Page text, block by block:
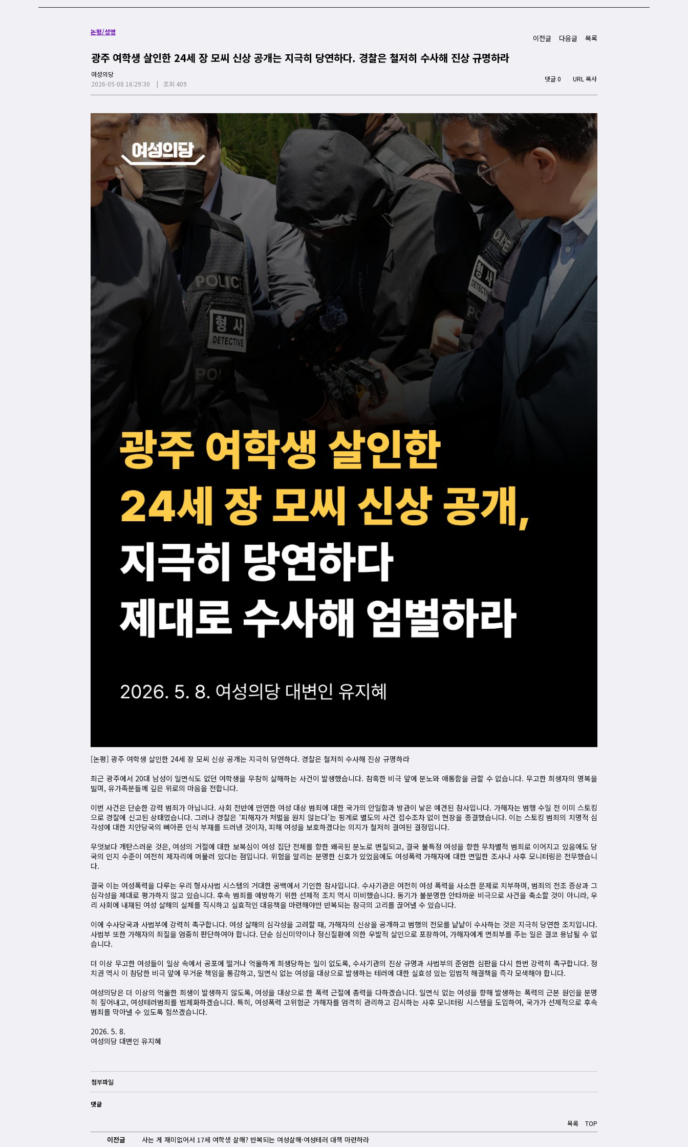
논평/성명
이전글 다음글 목록
광주 여학생 살인한 24세 장 모씨 신상 공개는 지극히 당연하다. 경찰은 철저히 수사해 진상 규명하라
여성의당
2026-05-08 16:29:30
조회 409
댓글 0 URL 복사
[논평] 광주 여학생 살인한 24세 장 모씨 신상 공개는 지극히 당연하다. 경찰은 철저히 수사해 진상 규명하라
최근 광주에서 20대 남성이 일면식도 없던 여학생을 무참히 살해하는 사건이 발생했습니다. 참혹한 비극 앞에 분노와 애통함을 금할 수 없습니다. 무고한 희생자의 명복을
빌며, 유가족분들께 깊은 위로의 마음을 전합니다.
이번 사건은 단순한 강력 범죄가 아닙니다. 사회 전반에 만연한 여성 대상 범죄에 대한 국가의 안일함과 방관이 낳은 예견된 참사입니다. 가해자는 범행 수일 전 이미 스토킹
으로 경찰에 신고된 상태였습니다. 그러나 경찰은 ‘피해자가 처벌을 원치 않는다’는 핑계로 별도의 사건 접수조차 없이 현장을 종결했습니다. 이는 스토킹 범죄의 치명적 심
각성에 대한 치안당국의 뼈아픈 인식 부재를 드러낸 것이자, 피해 여성을 보호하겠다는 의지가 철저히 결여된 결정입니다.
무엇보다 개탄스러운 것은, 여성의 거절에 대한 보복심이 여성 집단 전체를 향한 왜곡된 분노로 변질되고, 결국 불특정 여성을 향한 무차별적 범죄로 이어지고 있음에도 당
국의 인지 수준이 여전히 제자리에 머물러 있다는 점입니다. 위험을 알리는 분명한 신호가 있었음에도 여성폭력 가해자에 대한 면밀한 조사나 사후 모니터링은 전무했습니
다.
결국 이는 여성폭력을 다루는 우리 형사사법 시스템의 거대한 공백에서 기인한 참사입니다. 수사기관은 여전히 여성 폭력을 사소한 문제로 치부하며, 범죄의 전조 증상과 그
심각성을 제대로 평가하지 않고 있습니다. 후속 범죄를 예방하기 위한 선제적 조치 역시 미비했습니다. 동기가 불분명한 안타까운 비극으로 사건을 축소할 것이 아니라, 우
리 사회에 내재된 여성 살해의 실체를 직시하고 실효적인 대응책을 마련해야만 반복되는 참극의 고리를 끊어낼 수 있습니다.
이에 수사당국과 사법부에 강력히 촉구합니다. 여성 살해의 심각성을 고려할 때, 가해자의 신상을 공개하고 범행의 전모를 낱낱이 수사하는 것은 지극히 당연한 조치입니다.
사법부 또한 가해자의 죄질을 엄중히 판단하여야 합니다. 단순 심신미약이나 정신질환에 의한 우발적 살인으로 포장하여, 가해자에게 면죄부를 주는 일은 결코 용납될 수 없
습니다.
더 이상 무고한 여성들이 일상 속에서 공포에 떨거나 억울하게 희생당하는 일이 없도록, 수사기관의 진상 규명과 사법부의 준엄한 심판을 다시 한번 강력히 촉구합니다. 정
치권 역시 이 참담한 비극 앞에 무거운 책임을 통감하고, 일면식 없는 여성을 대상으로 발생하는 테러에 대한 실효성 있는 입법적 해결책을 즉각 모색해야 합니다.
여성의당은 더 이상의 억울한 희생이 발생하지 않도록, 여성을 대상으로 한 폭력 근절에 총력을 다하겠습니다. 일면식 없는 여성을 향해 발생하는 폭력의 근본 원인을 분명
히 짚어내고, 여성테러범죄를 법제화하겠습니다. 특히, 여성폭력 고위험군 가해자를 엄격히 관리하고 감시하는 사후 모니터링 시스템을 도입하여, 국가가 선제적으로 후속
범죄를 막아낼 수 있도록 힘쓰겠습니다.
2026. 5. 8.
여성의당 대변인 유지혜
첨부파일
댓글
목록 TOP
이전글 사는 게 재미없어서 17세 여학생 살해? 반복되는 여성살해·여성테러 대책 마련하라